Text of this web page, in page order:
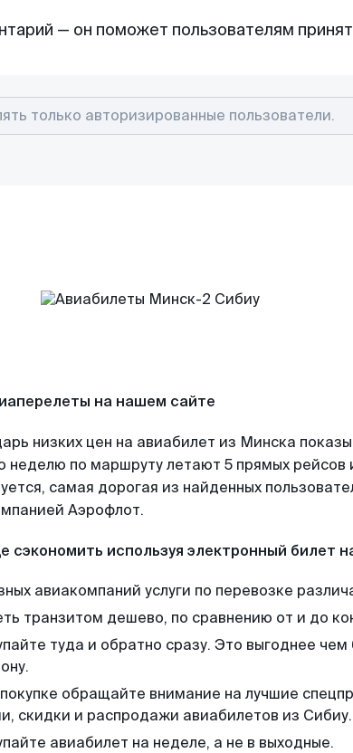
— он поможет пользователям
на нашем сайте
низких цен на авиабилет из Минска
неделю по маршруту летают 5 прямых рейсов
самая дорогая из найденных
Аэрофлот.
сэкономить используя электронный билет
авиакомпаний услуги по перевозке
транзитом дешево, по сравнению от и до
туда и обратно сразу. Это выгоднее
обращайте внимание на лучшие
скидки и распродажи авиабилетов из Сибиу.
авиабилет на неделе, а не в выходные.